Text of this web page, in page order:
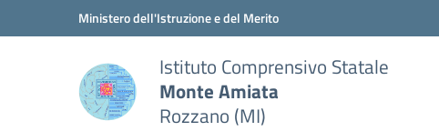
Vai ai contenuti
Vai al menu di navigazioneMinistero dell'Istruzione e del Merito
Istituto Comprensivo Statale
Monte Amiata
Rozzano (MI)